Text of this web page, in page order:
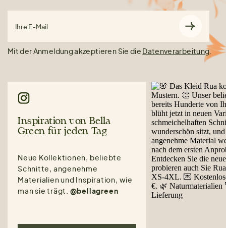
Ihre E-Mail
Mit der Anmeldung akzeptieren Sie die Datenverarbeitung.
Inspiration von Bella
Green für jeden Tag
Neue Kollektionen, beliebte
Schnitte, angenehme
Materialien und Inspiration, wie
man sie trägt. @bellagreen